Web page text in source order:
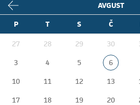
AVGUST
P
T S Č
27 28 29 30
3
4 5 6
10
11 12 13
17
18 19 20